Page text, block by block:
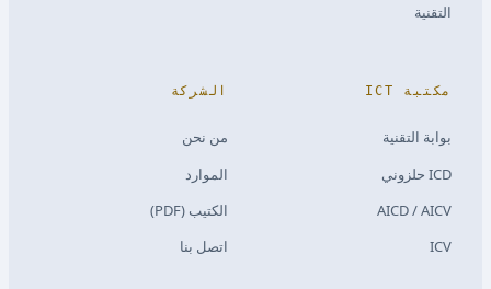
التقنية
مكتبة ICT
بوابة التقنية
ICD حلزوني
AICD / AICV
ICV
الشركة
من نحن
الموارد
الكتيب (PDF)
اتصل بنا